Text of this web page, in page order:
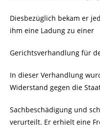
Diesbezüglich bekam er
ihm eine Ladung zu einer
Gerichtsverhandlung für
In dieser Verhandlung
Widerstand gegen die
Sachbeschädigung und
verurteilt. Er erhielt eine